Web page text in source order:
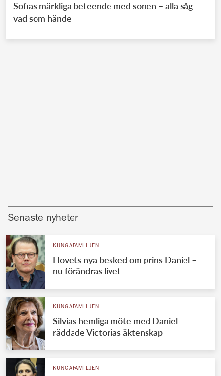
Sofias märkliga beteende med sonen – alla såg
vad som hände
Senaste nyheter
KUNGAFAMILJEN
Hovets nya besked om prins Daniel –
nu förändras livet
KUNGAFAMILJEN
Silvias hemliga möte med Daniel
räddade Victorias äktenskap
KUNGAFAMILJEN